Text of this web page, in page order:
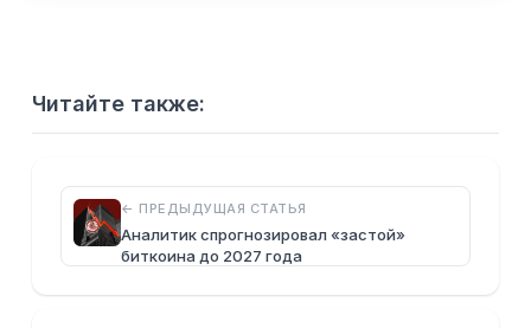
Читайте также:
← ПРЕДЫДУЩАЯ СТАТЬЯ
Аналитик спрогнозировал «застой»
биткоина до 2027 года